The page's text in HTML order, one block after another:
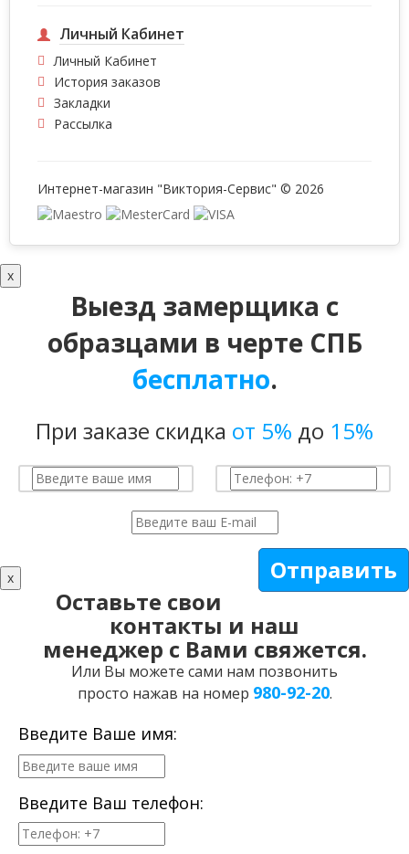
Личный Кабинет
Личный Кабинет
История заказов
Закладки
Рассылка
Интернет-магазин "Виктория-Сервис" © 2026
x
Выезд замерщика с
образцами в черте СПБ
бесплатно.
При заказе скидка от 5% до 15%
Отправить
x
Оставьте свои
контакты и наш
менеджер с Вами свяжется.
Или Вы можете сами нам позвонить
просто нажав на номер 980-92-20.
Введите Ваше имя:
Введите Ваш телефон: